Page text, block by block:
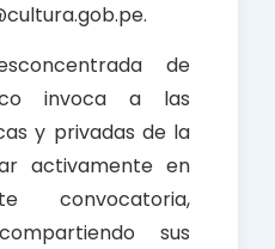
de
invoca a las
y privadas de la
activamente en
convocatoria,
sus